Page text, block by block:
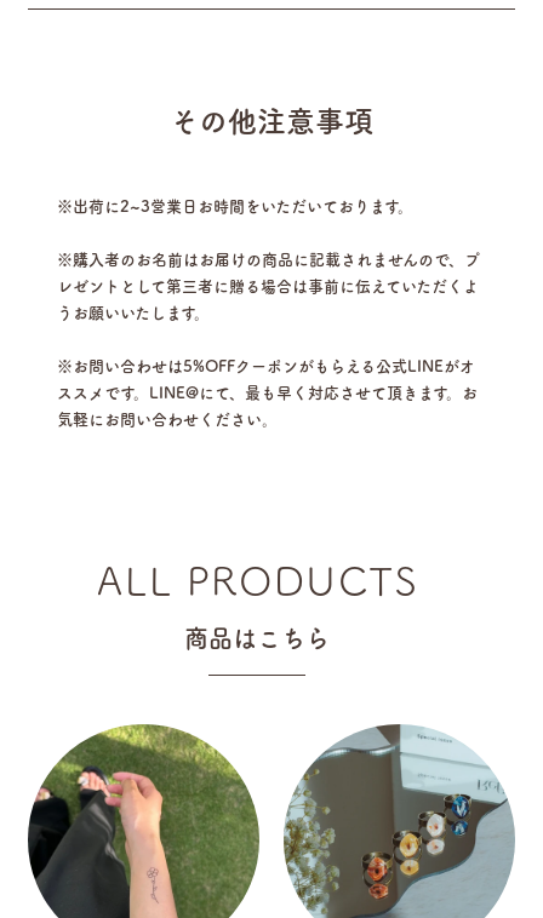
その他注意事項
※出荷に2~3営業日お時間をいただいております。
※購入者のお名前はお届けの商品に記載されませんので、プ
レゼントとして第三者に贈る場合は事前に伝えていただくよ
うお願いいたします。
※お問い合わせは5%OFFクーポンがもらえる公式LINEがオ
ススメです。LINE@にて、最も早く対応させて頂きます。お
気軽にお問い合わせください。
ALL PRODUCTS
商品はこちら